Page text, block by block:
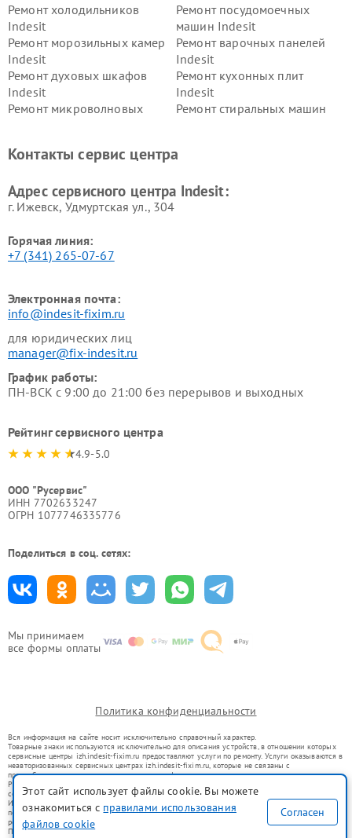
Мы принимаем
все формы оплаты
Ремонт холодильников
Indesit
Ремонт посудомоечных
машин Indesit
Ремонт морозильных камер
Indesit
Ремонт варочных панелей
Indesit
Ремонт духовых шкафов
Indesit
Ремонт кухонных плит
Indesit
Ремонт микроволновых
Ремонт стиральных машин
Indesit
Indesit
Контакты сервис центра
Адрес сервисного центра Indesit:
г. Ижевск, Удмуртская ул., 304
Горячая линия:
+7 (341) 265-07-67
Электронная почта:
info@indesit-fixim.ru
для юридических лиц
manager@fix-indesit.ru
График работы:
ПН-ВСК с 9:00 до 21:00 без перерывов и выходных
Рейтинг сервисного центра
4.9-5.0
ООО "Русервис"
ИНН 7702633247
ОГРН 1077746335776
Поделиться в соц. сетях:
Политика конфиденциальности
Вся информация на сайте носит исключительно справочный характер.
Товарные знаки используются исключительно для описания устройств, в отношении которых
сервисные центры izh.indesit-fixim.ru предоставляют услуги по ремонту. Услуги оказываются в
неавторизованных сервисных центрах izh.indesit-fixim.ru, которые не связаны с
правообладателями товарных знаков или их официальными представителями.
Ремонт осуществляется для устройств, уже введенных в гражданский оборот в соответствии
со статьей 1487 ГК РФ.
Использование товарных знаков не преследует цели индивидуализации услуг или введения
потребителей в заблуждение, а служит для информирования о предоставляемых услугах по
ремонту техники указанных брендов.
Представленная на сайте информация не является публичной офертой, определяемой
Этот сайт использует файлы cookie. Вы можете
ознакомиться с правилами использования
файлов cookie
Согласен